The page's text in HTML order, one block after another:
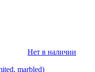
Нет в наличии
marbled)